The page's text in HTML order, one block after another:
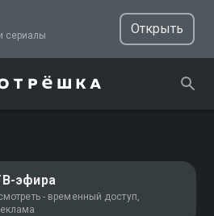
ТВ, фильмы и сериалы
Открыть
эфира
- временный доступ,